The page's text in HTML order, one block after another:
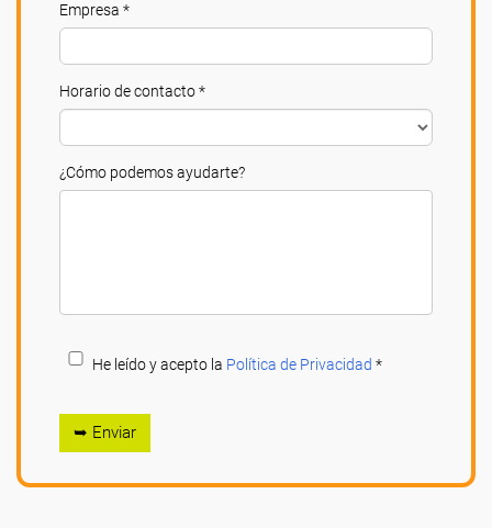
Empresa *
Horario de contacto *
¿Cómo podemos ayudarte?
He leído y acepto la Política de Privacidad *
➥ Enviar